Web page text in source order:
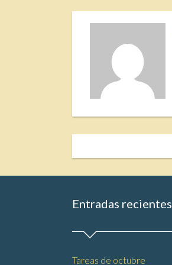
Entradas recientes
Tareas de octubre